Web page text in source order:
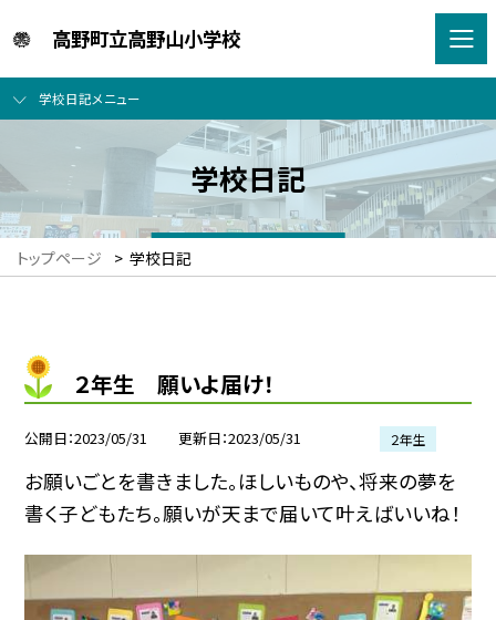
高野町立高野山小学校
学校日記メニュー
学校日記
トップページ > 学校日記
２年生 願いよ届け！
公開日 2023/05/31 更新日 2023/05/31 ２年生
お願いごとを書きました。ほしいものや、将来の夢を
書く子どもたち。願いが天まで届いて叶えばいいね！